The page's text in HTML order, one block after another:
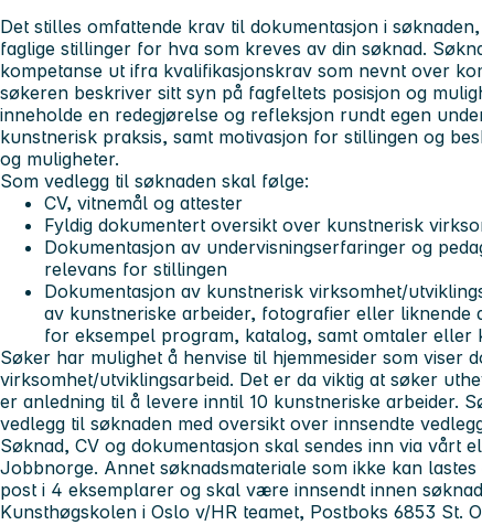
Det stilles omfattende krav til dokumentasjon i søknaden,
faglige stillinger for hva som kreves av din søknad.
kompetanse ut ifra kvalifikasjonskrav som nevnt over
søkeren beskriver sitt syn på fagfeltets posisjon og
inneholde en redegjørelse og refleksjon rundt egen
kunstnerisk praksis, samt motivasjon for stillingen og
og muligheter.
Som vedlegg til søknaden skal følge:
CV, vitnemål og attester
Fyldig dokumentert oversikt over kunstnerisk
Dokumentasjon av undervisningserfaringer og
relevans for stillingen
Dokumentasjon av kunstnerisk virksomhet/
av kunstneriske arbeider, fotografier eller liknende
for eksempel program, katalog, samt omtaler eller
Søker har mulighet å henvise til hjemmesider som viser
virksomhet/utviklingsarbeid. Det er da viktig at søker
er anledning til å levere inntil 10 kunstneriske arbeider.
vedlegg til søknaden med oversikt over innsendte
Søknad, CV og dokumentasjon skal sendes inn via vårt
Jobbnorge. Annet søknadsmateriale som ikke kan
post i 4 eksemplarer og skal være innsendt innen
Kunsthøgskolen i Oslo v/HR teamet, Postboks 6853 St.